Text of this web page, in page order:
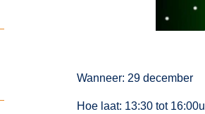
Wanneer: 29 december
Hoe laat: 13:30 tot 16:00u